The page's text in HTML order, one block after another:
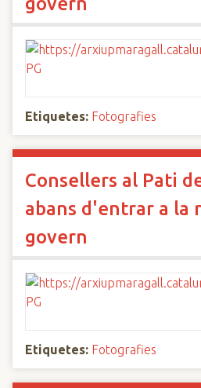
Etiquetes: Fotografies
Consellers al Pati
abans d'entrar a la
govern
Etiquetes: Fotografies